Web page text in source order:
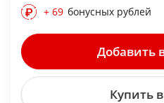
+ 69 бонусных рублей
Добавить
Купить